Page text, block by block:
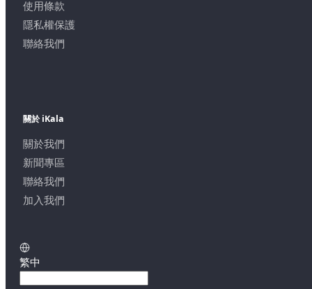
使用條款
隱私權保護
聯絡我們
關於 iKala
關於我們
新聞專區
聯絡我們
加入我們
繁中